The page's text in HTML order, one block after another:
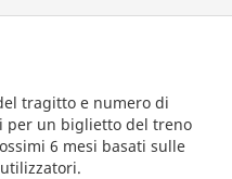
tragitto e numero di
per un biglietto del treno
6 mesi basati sulle